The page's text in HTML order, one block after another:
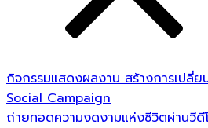
กิจกรรมแสดงผลงาน สร้างการเปลี่
Social Campaign
ถ่ายทอดความงดงามแห่งชีวิตผ่านวี